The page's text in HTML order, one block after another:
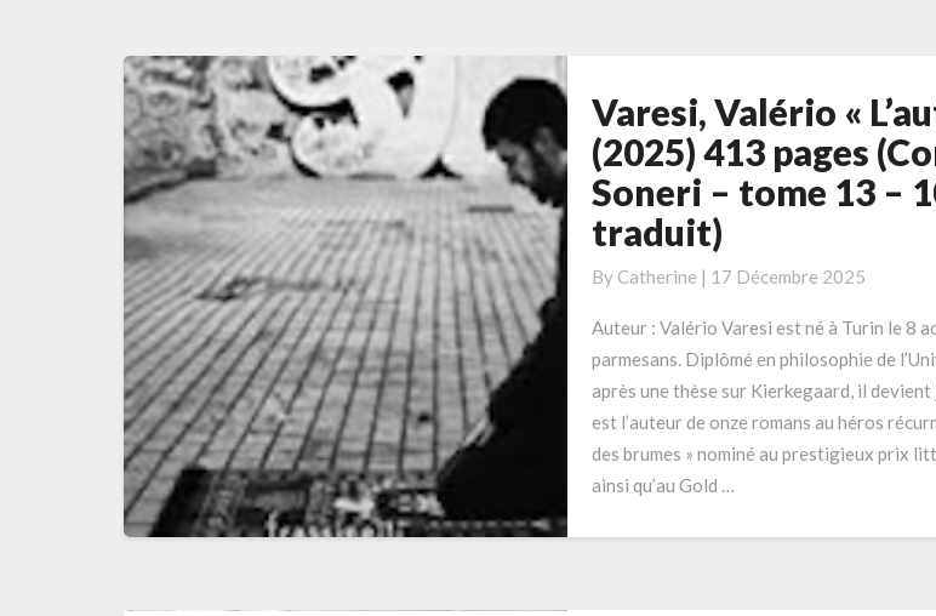
Varesi,
Valério
« L’autre
loi »
(2025)
pages
(Commissaire
–
tome
–
10ème
Varesi, Valério «
(2025) 413 pages
Soneri – tome 13 –
traduit)
By Catherine | 17 Décembre 2025
Auteur : Valério Varesi est né à Turin le 8
parmesans. Diplômé en philosophie de
après une thèse sur Kierkegaard, il
est l’auteur de onze romans au héros
des brumes » nominé au prestigieux prix
ainsi qu’au Gold …